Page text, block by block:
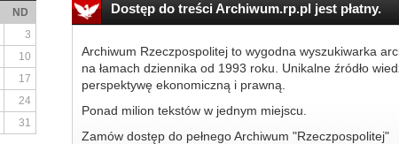
Dostęp do treści Archiwum.rp.pl jest płatny.
Archiwum Rzeczpospolitej to wygodna wyszukiwarka
na łamach dziennika od 1993 roku. Unikalne źródło
perspektywę ekonomiczną i prawną.
Ponad milion tekstów w jednym miejscu.
Zamów dostęp do pełnego Archiwum "Rzeczpospolitej"
ND
3
10
17
24
31